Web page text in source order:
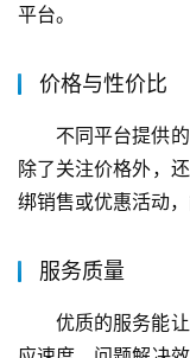
平台。
价格与性价比
不同平台提供
除了关注价格外，
绑销售或优惠活动
服务质量
优质的服务能